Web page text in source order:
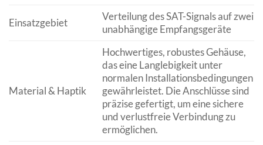
Einsatzgebiet
Verteilung des SAT-Signals auf zwei
unabhängige Empfangsgeräte
Material & Haptik
Hochwertiges, robustes Gehäuse,
das eine Langlebigkeit unter
normalen Installationsbedingungen
gewährleistet. Die Anschlüsse sind
präzise gefertigt, um eine sichere
und verlustfreie Verbindung zu
ermöglichen.